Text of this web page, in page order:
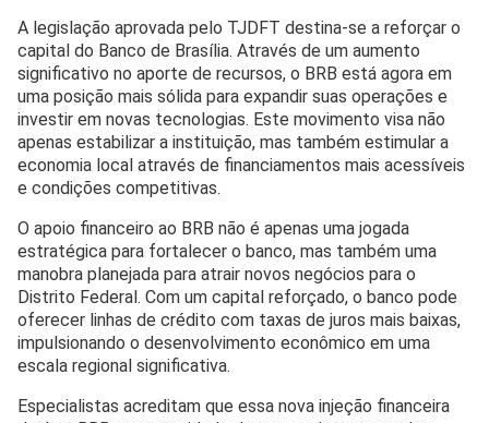
A legislação aprovada pelo TJDFT destina-se a reforçar o
capital do Banco de Brasília. Através de um aumento
significativo no aporte de recursos, o BRB está agora em
uma posição mais sólida para expandir suas operações e
investir em novas tecnologias. Este movimento visa não
apenas estabilizar a instituição, mas também estimular a
economia local através de financiamentos mais acessíveis
e condições competitivas.
O apoio financeiro ao BRB não é apenas uma jogada
estratégica para fortalecer o banco, mas também uma
manobra planejada para atrair novos negócios para o
Distrito Federal. Com um capital reforçado, o banco pode
oferecer linhas de crédito com taxas de juros mais baixas,
impulsionando o desenvolvimento econômico em uma
escala regional significativa.
Especialistas acreditam que essa nova injeção financeira